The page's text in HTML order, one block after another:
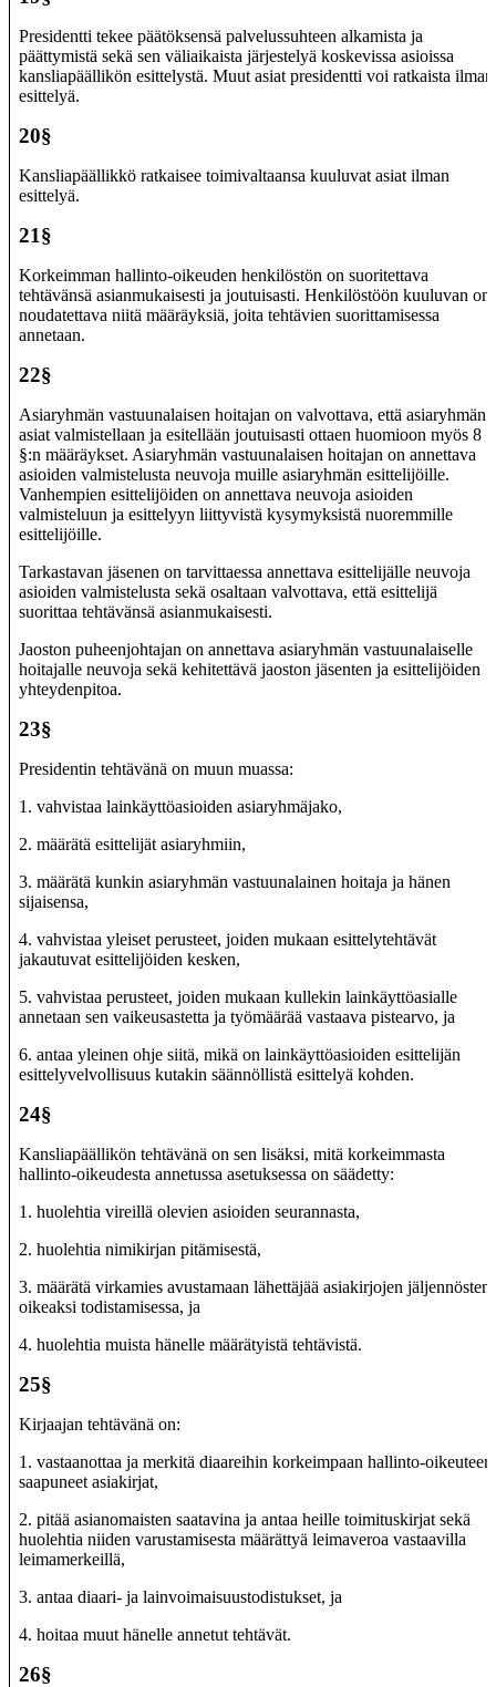
Presidentti tekee päätöksensä palvelussuhteen alkamista ja
päättymistä sekä sen väliaikaista järjestelyä koskevissa asioissa
kansliapäällikön esittelystä. Muut asiat presidentti voi ratkaista ilman
esittelyä.
20§
Kansliapäällikkö ratkaisee toimivaltaansa kuuluvat asiat ilman
esittelyä.
21§
Korkeimman hallinto-oikeuden henkilöstön on suoritettava
tehtävänsä asianmukaisesti ja joutuisasti. Henkilöstöön kuuluvan on
noudatettava niitä määräyksiä, joita tehtävien suorittamisessa
annetaan.
22§
Asiaryhmän vastuunalaisen hoitajan on valvottava, että asiaryhmän
asiat valmistellaan ja esitellään joutuisasti ottaen huomioon myös 8
§:n määräykset. Asiaryhmän vastuunalaisen hoitajan on annettava
asioiden valmistelusta neuvoja muille asiaryhmän esittelijöille.
Vanhempien esittelijöiden on annettava neuvoja asioiden
valmisteluun ja esittelyyn liittyvistä kysymyksistä nuoremmille
esittelijöille.
Tarkastavan jäsenen on tarvittaessa annettava esittelijälle neuvoja
asioiden valmistelusta sekä osaltaan valvottava, että esittelijä
suorittaa tehtävänsä asianmukaisesti.
Jaoston puheenjohtajan on annettava asiaryhmän vastuunalaiselle
hoitajalle neuvoja sekä kehitettävä jaoston jäsenten ja esittelijöiden
yhteydenpitoa.
23§
Presidentin tehtävänä on muun muassa:
1. vahvistaa lainkäyttöasioiden asiaryhmäjako,
2. määrätä esittelijät asiaryhmiin,
3. määrätä kunkin asiaryhmän vastuunalainen hoitaja ja hänen
sijaisensa,
4. vahvistaa yleiset perusteet, joiden mukaan esittelytehtävät
jakautuvat esittelijöiden kesken,
5. vahvistaa perusteet, joiden mukaan kullekin lainkäyttöasialle
annetaan sen vaikeusastetta ja työmäärää vastaava pistearvo, ja
6. antaa yleinen ohje siitä, mikä on lainkäyttöasioiden esittelijän
esittelyvelvollisuus kutakin säännöllistä esittelyä kohden.
24§
Kansliapäällikön tehtävänä on sen lisäksi, mitä korkeimmasta
hallinto-oikeudesta annetussa asetuksessa on säädetty:
1. huolehtia vireillä olevien asioiden seurannasta,
2. huolehtia nimikirjan pitämisestä,
3. määrätä virkamies avustamaan lähettäjää asiakirjojen jäljennösten
oikeaksi todistamisessa, ja
4. huolehtia muista hänelle määrätyistä tehtävistä.
25§
Kirjaajan tehtävänä on:
1. vastaanottaa ja merkitä diaareihin korkeimpaan hallinto-oikeuteen
saapuneet asiakirjat,
2. pitää asianomaisten saatavina ja antaa heille toimituskirjat sekä
huolehtia niiden varustamisesta määrättyä leimaveroa vastaavilla
leimamerkeillä,
3. antaa diaari- ja lainvoimaisuustodistukset, ja
4. hoitaa muut hänelle annetut tehtävät.
26§